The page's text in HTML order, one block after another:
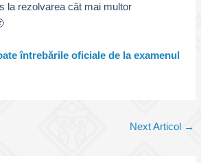
la rezolvarea cât mai multor
întrebările oficiale de la examenul
Next Articol →